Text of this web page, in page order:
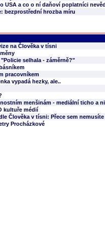
USA a co o ní daňoví poplatníci
bezprostřední hrozba míru
na Člověka v tísni
selhala - záměrně?"
pracovníkem
vypadá hezky, ale..
menšinám - mediální ticho a
kultuře médií
Člověka v tísni: Přece sem
Procházkové